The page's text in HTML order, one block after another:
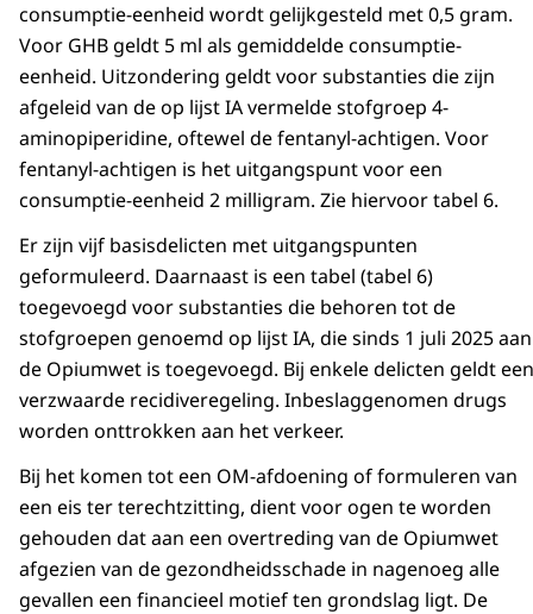
consumptie-eenheid wordt gelijkgesteld met 0,5 gram.
Voor GHB geldt 5 ml als gemiddelde consumptie-
eenheid. Uitzondering geldt voor substanties die zijn
afgeleid van de op lijst IA vermelde stofgroep 4-
aminopiperidine, oftewel de fentanyl-achtigen. Voor
fentanyl-achtigen is het uitgangspunt voor een
consumptie-eenheid 2 milligram. Zie hiervoor tabel 6.
Er zijn vijf basisdelicten met uitgangspunten
geformuleerd. Daarnaast is een tabel (tabel 6)
toegevoegd voor substanties die behoren tot de
stofgroepen genoemd op lijst IA, die sinds 1 juli 2025 aan
de Opiumwet is toegevoegd. Bij enkele delicten geldt een
verzwaarde recidiveregeling. Inbeslaggenomen drugs
worden onttrokken aan het verkeer.
Bij het komen tot een OM-afdoening of formuleren van
een eis ter terechtzitting, dient voor ogen te worden
gehouden dat aan een overtreding van de Opiumwet
afgezien van de gezondheidsschade in nagenoeg alle
gevallen een financieel motief ten grondslag ligt. De